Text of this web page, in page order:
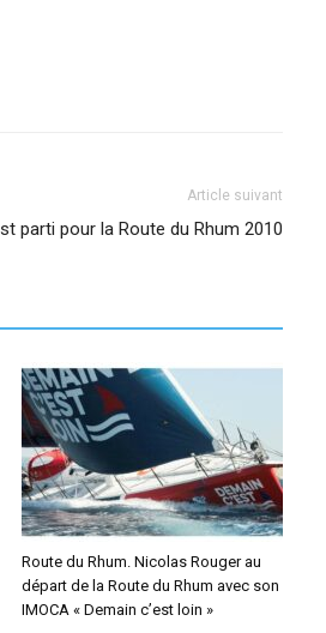
Article suivant
parti pour la Route du Rhum 2010
Route du Rhum. Nicolas Rouger au
départ de la Route du Rhum avec son
IMOCA « Demain c’est loin »